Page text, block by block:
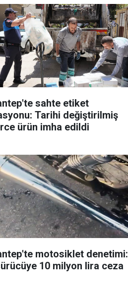
sahte etiket
Tarihi değiştirilmiş
ürün imha edildi
motosiklet denetimi:
10 milyon lira ceza